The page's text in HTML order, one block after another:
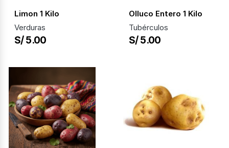
Limon 1 Kilo
Verduras
S/ 5.00
Olluco Entero 1 Kilo
Tubérculos
S/ 5.00